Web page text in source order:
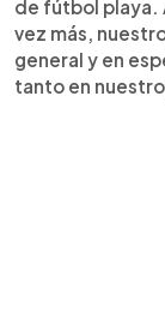
de fútbol playa.
vez más,
general y en
tanto en